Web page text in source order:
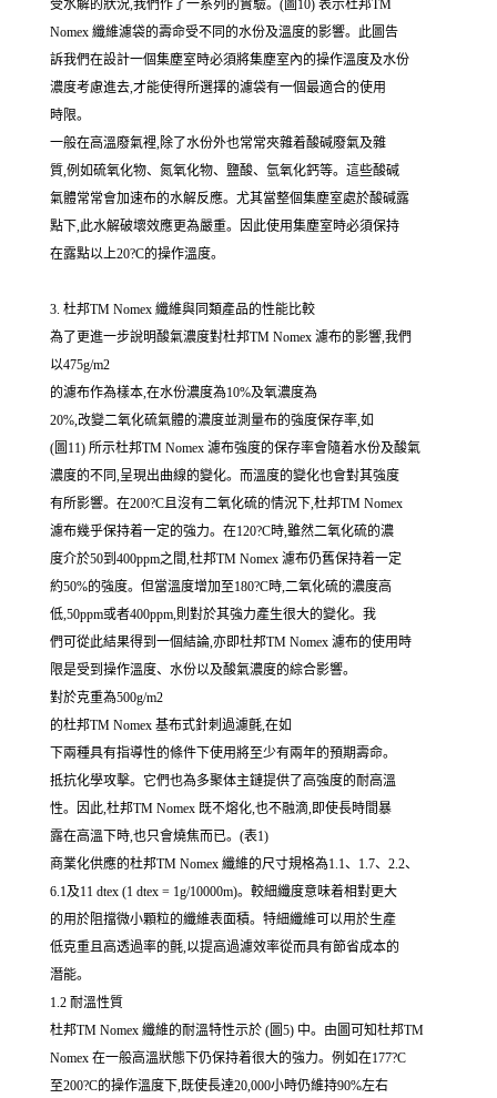
受水解的狀況,我們作了一系列的實驗。(圖10) 表示杜邦TM
Nomex 纖維濾袋的壽命受不同的水份及溫度的影響。此圖告
訴我們在設計一個集塵室時必須將集塵室內的操作溫度及水份
濃度考慮進去,才能使得所選擇的濾袋有一個最適合的使用
時限。
一般在高溫廢氣裡,除了水份外也常常夾雜着酸碱廢氣及雜
質,例如硫氧化物、氮氧化物、鹽酸、氫氧化鈣等。這些酸碱
氣體常常會加速布的水解反應。尤其當整個集塵室處於酸碱露
點下,此水解破壞效應更為嚴重。因此使用集塵室時必須保持
在露點以上20?C的操作溫度。
3. 杜邦TM Nomex 纖維與同類產品的性能比較
為了更進一步說明酸氣濃度對杜邦TM Nomex 濾布的影響,我們
以475g/m2
的濾布作為樣本,在水份濃度為10%及氧濃度為
20%,改變二氧化硫氣體的濃度並測量布的強度保存率,如
(圖11) 所示杜邦TM Nomex 濾布強度的保存率會隨着水份及酸氣
濃度的不同,呈現出曲線的變化。而溫度的變化也會對其強度
有所影響。在200?C且沒有二氧化硫的情況下,杜邦TM Nomex
濾布幾乎保持着一定的強力。在120?C時,雖然二氧化硫的濃
度介於50到400ppm之間,杜邦TM Nomex 濾布仍舊保持着一定
約50%的強度。但當溫度增加至180?C時,二氧化硫的濃度高
低,50ppm或者400ppm,則對於其強力產生很大的變化。我
們可從此結果得到一個結論,亦即杜邦TM Nomex 濾布的使用時
限是受到操作溫度、水份以及酸氣濃度的綜合影響。
對於克重為500g/m2
的杜邦TM Nomex 基布式針刺過濾氈,在如
下兩種具有指導性的條件下使用將至少有兩年的預期壽命。
抵抗化學攻擊。它們也為多聚体主鏈提供了高強度的耐高溫
性。因此,杜邦TM Nomex 既不熔化,也不融滴,即使長時間暴
露在高溫下時,也只會燒焦而已。(表1)
商業化供應的杜邦TM Nomex 纖維的尺寸規格為1.1、1.7、2.2、
6.1及11 dtex (1 dtex = 1g/10000m)。較細纖度意味着相對更大
的用於阻擋微小顆粒的纖維表面積。特細纖維可以用於生產
低克重且高透過率的氈,以提高過濾效率從而具有節省成本的
潛能。
1.2 耐溫性質
杜邦TM Nomex 纖維的耐溫特性示於 (圖5) 中。由圖可知杜邦TM
Nomex 在一般高溫狀態下仍保持着很大的強力。例如在177?C
至200?C的操作溫度下,既使長達20,000小時仍維持90%左右